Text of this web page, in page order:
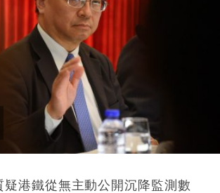
疑港鐵從無主動公開沉降監測數